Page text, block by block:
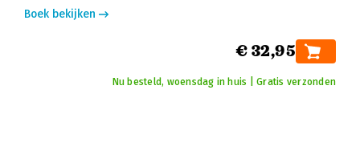
Boek bekijken
€ 32,95
Nu besteld, woensdag in huis | Gratis verzonden